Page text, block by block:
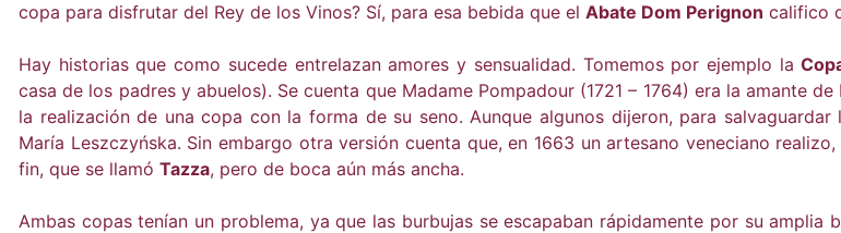
copa para disfrutar del Rey de los Vinos? Sí, para esa bebida que el Abate Dom Perignon califico
Hay historias que como sucede entrelazan amores y sensualidad. Tomemos por ejemplo la
casa de los padres y abuelos). Se cuenta que Madame Pompadour (1721 – 1764) era la amante
la realización de una copa con la forma de su seno. Aunque algunos dijeron, para
María Leszczyńska. Sin embargo otra versión cuenta que, en 1663 un artesano veneciano
fin, que se llamó Tazza, pero de boca aún más ancha.
Ambas copas tenían un problema, ya que las burbujas se escapaban rápidamente por su amplia